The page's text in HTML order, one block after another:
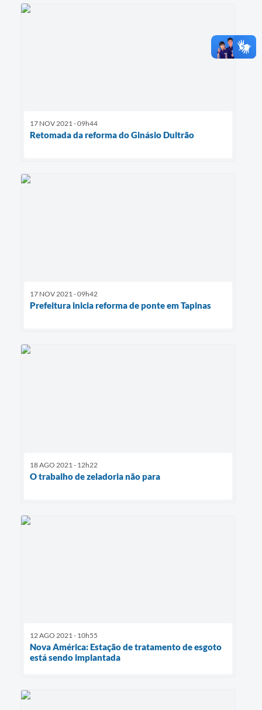
17 NOV 2021 - 09h44
Retomada da reforma do Ginásio Dultrão
17 NOV 2021 - 09h42
Prefeitura inicia reforma de ponte em Tapinas
18 AGO 2021 - 12h22
O trabalho de zeladoria não para
12 AGO 2021 - 10h55
Nova América: Estação de tratamento de esgoto
está sendo implantada